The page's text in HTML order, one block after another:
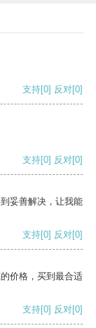
支持[0] 反对[0]
支持[0] 反对[0]
妥善解决，让我能
支持[0] 反对[0]
价格，买到最合适
支持[0] 反对[0]